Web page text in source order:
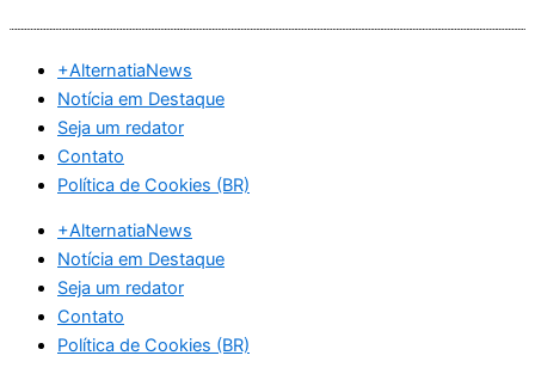
conteúdo
+AlternatiaNews
Notícia em Destaque
Seja um redator
Contato
Política de Cookies (BR)
+AlternatiaNews
Notícia em Destaque
Seja um redator
Contato
Política de Cookies (BR)